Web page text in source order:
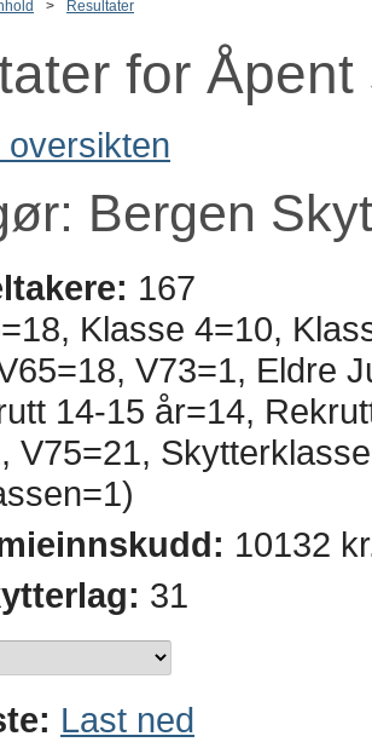
> Resultater
for Åpent
oversikten
Bergen
167
Klasse 4=10,
V73=1, Eldre
14-15 år=14,
V75=21,
10132
31
Last ned